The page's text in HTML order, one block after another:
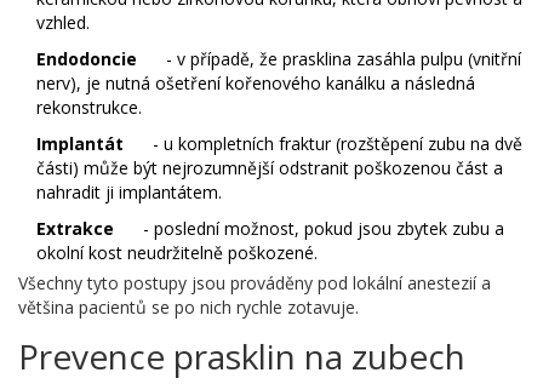
vzhled.
Endodoncie
- v případě, že prasklina zasáhla pulpu (vnitřní
nerv), je nutná ošetření kořenového kanálku a následná
rekonstrukce.
Implantát
- u kompletních fraktur (rozštěpení zubu na dvě
části) může být nejrozumnější odstranit poškozenou část a
nahradit ji implantátem.
Extrakce
- poslední možnost, pokud jsou zbytek zubu a
okolní kost neudržitelně poškozené.
Všechny tyto postupy jsou prováděny pod lokální anestezií a
většina pacientů se po nich rychle zotavuje.
Prevence prasklin na zubech